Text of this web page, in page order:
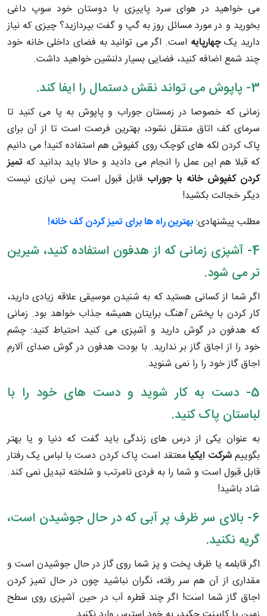
می خواهید در هوای سرد پاییزی با دوستان خود سوپ داغی
بخورید و در مورد مسائل روز به گپ و گفت بپردازید؟ چیزی که نیاز
دارید یکچهارپایه است. اگر می توانید به فضای داخلی خانه خود
چند شمع اضافه کنید، فضایی بسیار دلنشین خواهید داشت.
3- پاپوش می تواند نقش دستمال را ایفا کند.
زمانی که خصوصا در زمستان جوراب و پاپوش به پا می کنید تا
سرمای کف اتاق منتقل نشود، بهترین فرصت است تا از آن برای
پاک کردن لکه های کوچک روی کفپوش هم استفاده کنید! می دانیم
که قبلا هم این عمل را انجام می دادید و حالا باید بدانید که تمیز
کردن کفپوش خانه با جوراب قابل قبول است پس نیازی نیست
دیگر خجالت بکشید!
مطلب پیشنهادی:بهترین راه ها برای تمیز کردن کف خانه!
4- آشپزی زمانی که از هدفون استفاده کنید، شیرین
تر می شود.
اگر شما از کسانی هستید که به شنیدن موسیقی علاقه زیادی دارید،
کار کردن با پخش آهنگ برایتان همیشه جذاب خواهد بود. زمانی
که هدفون در گوش دارید و آشپزی می کنید احتیاط کنید: چشم
خود را از اجاق گاز بر ندارید. با بودت هدفون در گوش صدای آلارم
اجاق گاز خود را را نمی شنوید.
5- دست به کار شوید و دست های خود را با
لباستان پاک کنید.
به عنوان یکی از درس های زندگی باید گفت که دنیا و یا بهتر
بگوییمشرکت ایکیامعتقد است پاک کردن دست با لباس یک رفتار
قابل قبول است و شما را به فردی نامرتب و شلخته تبدیل نمی کند.
شاد باشید!
6- بالای سر ظرف پر آبی که در حال جوشیدن است،
گریه نکنید.
اگر قابلمه یا ظرف پخت و پز شما روی گاز در حال جوشیدن است و
مقداری از آن هم سر رفته، نگران نباشید چون در حال تمیز کردن
اجاق گاز شما است! اگر چند قطره آب در حین آشپزی روی سطح